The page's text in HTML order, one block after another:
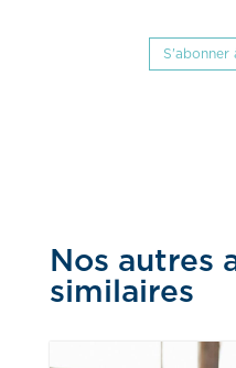
S'abonner
Nos autres
similaires